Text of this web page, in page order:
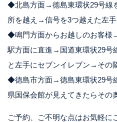
◆北島方面→徳島東環状29号線
所を越え→信号を3つ越えた左
◆鳴門方面からお越しのお客様
駅方面に直進→国道東環状29号
と左手にセブンイレブン→その
◆徳島市方面→徳島東環状29号
県国保会館が見えてきたらその
ご予約、ご不明な点はお気軽に